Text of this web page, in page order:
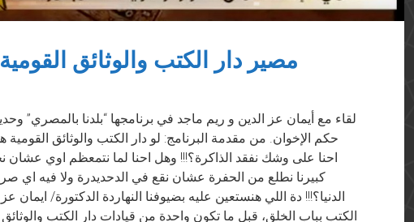
مصير دار الكتب والوثائق
لقاء مع أيمان عز الدين و ريم ماجد في برنامجها “بلدنا بالمصري”
حكم الإخوان. من مقدمة البرنامج: لو دار الكتب والوثائق القومية
احنا على وشك نفقد الذاكرة؟!!! وهل احنا لما نتمعظم اوي عشان
كبيرنا نطلع من الحفرة عشان نقع في الدحديدرة ولا فيه اي
الدنيا؟!!! دة اللي هنستعين عليه بضيوفنا النهاردة الدكتورة/ ايمان
الكتب بباب الخلق، قبل ما تكون واحدة من قيادات دار الكتب والوثائق